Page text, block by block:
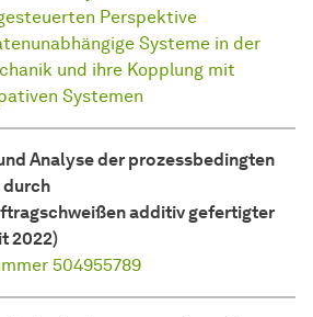
Perspektive
Systeme in der
und ihre Kopplung mit
Systemen
Analyse der prozessbedingten
durch
additiv gefertigter
2022)
504955789